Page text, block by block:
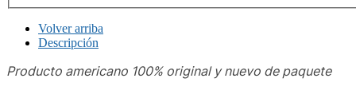
Volver arriba
Descripción
Producto americano 100% original y nuevo de paquete